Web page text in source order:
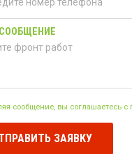
сообщение, вы соглашаетесь
ЗАЯВКУ